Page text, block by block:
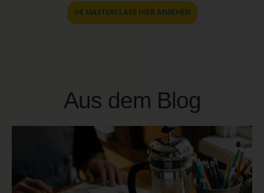
0€ MASTERCLASS HIER ANSEHEN
Aus dem Blog